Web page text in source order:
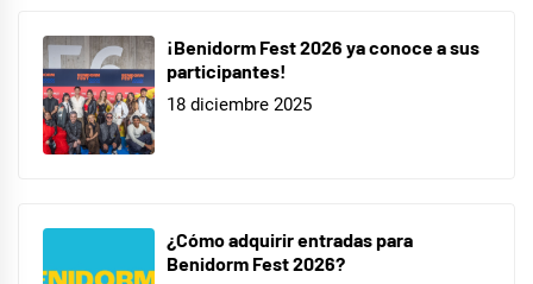
¡Benidorm Fest 2026 ya conoce a sus
participantes!
18 diciembre 2025
¿Cómo adquirir entradas para
Benidorm Fest 2026?